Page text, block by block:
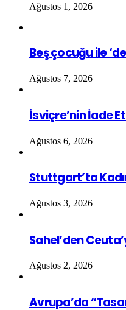
Ağustos 1, 2026
Beş çocuğu ile
Ağustos 7, 2026
İsviçre’nin İade
Ağustos 6, 2026
Stuttgart’ta
Ağustos 3, 2026
Sahel’den
Ağustos 2, 2026
Avrupa’da